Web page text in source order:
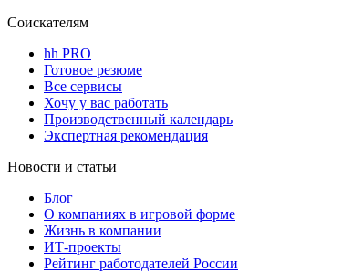
Соискателям
hh PRO
Готовое резюме
Все сервисы
Хочу у вас работать
Производственный календарь
Экспертная рекомендация
Новости и статьи
Блог
О компаниях в игровой форме
Жизнь в компании
ИТ-проекты
Рейтинг работодателей России